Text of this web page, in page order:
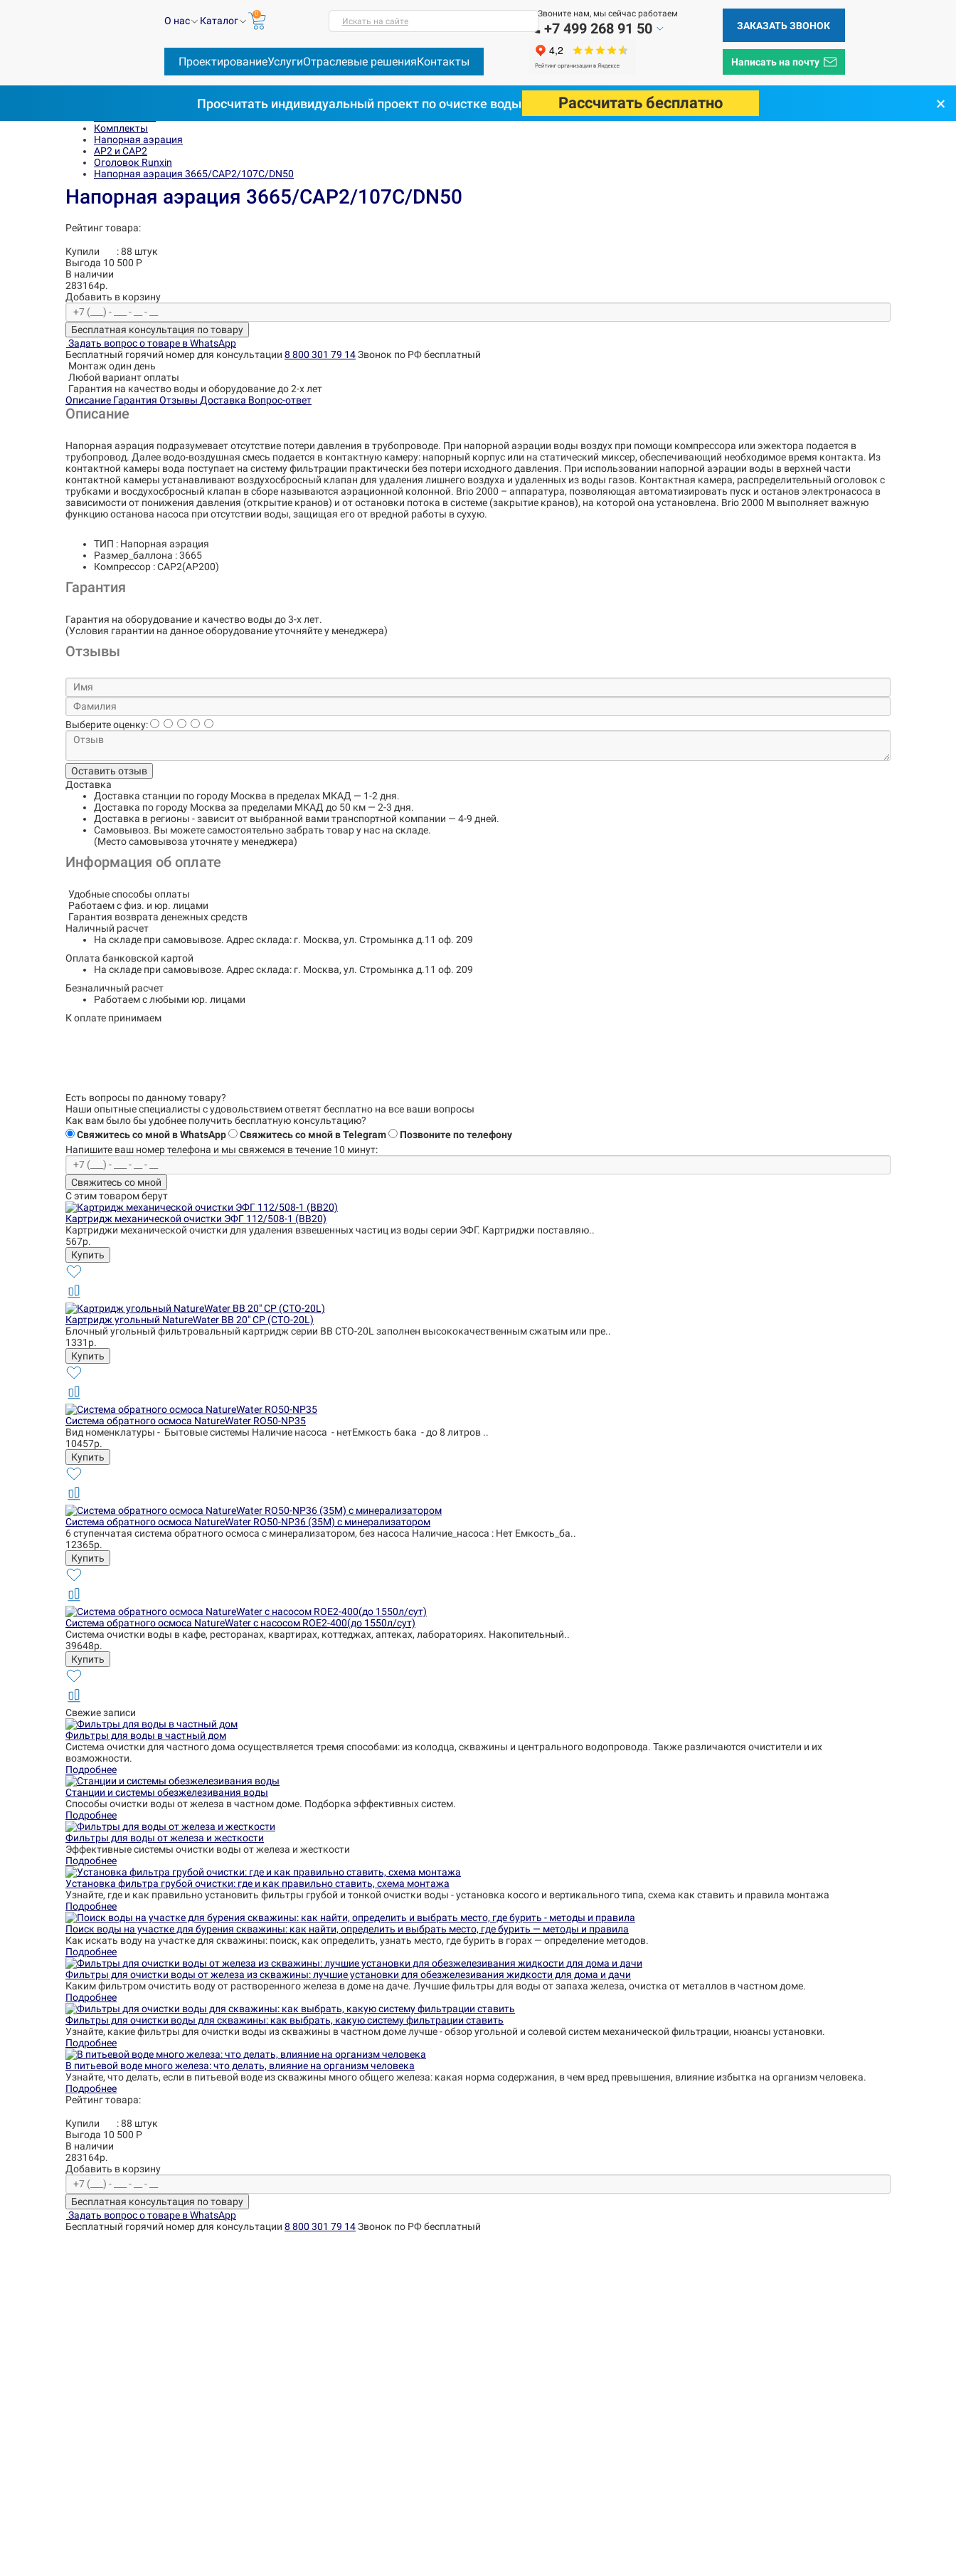
О нас Каталог
0
ПроектированиеУслугиОтраслевые решенияКонтакты
Звоните нам, мы сейчас работаем
+7 499 268 91 50 ЗАКАЗАТЬ ЗВОНОК
Написать на почту
Искать на сайте
Просчитать индивидуальный проект по очистке воды Рассчитать бесплатно ×
Комплекты
Напорная аэрация
AP2 и CAP2
Оголовок Runxin
Напорная аэрация 3665/СAP2/107C/DN50
Напорная аэрация 3665/СAP2/107C/DN50
Рейтинг товара:
Купили :88 штук
Выгода 10 500 Р
В наличии
283164р.
Добавить в корзину
Бесплатная консультация по товару
Задать вопрос о товаре в WhatsApp
Бесплатный горячий номер для консультации 8 800 301 79 14Звонок по РФ бесплатный
Монтаж один день
Любой вариант оплаты
Гарантия на качество воды и оборудование до 2-х лет
Описание Гарантия Отзывы Доставка Вопрос-ответ
Описание
Напорная аэрация подразумевает отсутствие потери давления в трубопроводе. При напорной аэрации воды воздух при помощи компрессора или эжектора подается в
трубопровод. Далее водо-воздушная смесь подается в контактную камеру: напорный корпус или на статический миксер, обеспечивающий необходимое время контакта. Из
контактной камеры вода поступает на систему фильтрации практически без потери исходного давления. При использовании напорной аэрации воды в верхней части
контактной камеры устанавливают воздухосбросный клапан для удаления лишнего воздуха и удаленных из воды газов. Контактная камера, распределительный оголовок с
трубками и восдухосбросный клапан в сборе называются аэрационной колонной. Brio 2000 – аппаратура, позволяющая автоматизировать пуск и останов электронасоса в
зависимости от понижения давления (открытие кранов) и от остановки потока в системе (закрытие кранов), на которой она установлена. Brio 2000 M выполняет важную
функцию останова насоса при отсутствии воды, защищая его от вредной работы в сухую.
ТИП : Напорная аэрация
Размер_баллона : 3665
Компрессор : CAP2(AP200)
Гарантия
Гарантия на оборудование и качество воды до 3-х лет.
(Условия гарантии на данное оборудование уточняйте у менеджера)
Отзывы
Выберите оценку:
Оставить отзыв
Доставка
Доставка станции по городу Москва в пределах МКАД — 1-2 дня.
Доставка по городу Москва за пределами МКАД до 50 км — 2-3 дня.
Доставка в регионы - зависит от выбранной вами транспортной компании — 4-9 дней.
Самовывоз. Вы можете самостоятельно забрать товар у нас на складе.
(Место самовывоза уточняте у менеджера)
Информация об оплате
Удобные способы оплаты
Работаем с физ. и юр. лицами
Гарантия возврата денежных средств
Наличный расчет
На складе при самовывозе. Адрес склада: г. Москва, ул. Стромынка д.11 оф. 209
Оплата банковской картой
На складе при самовывозе. Адрес склада: г. Москва, ул. Стромынка д.11 оф. 209
Безналичный расчет
Работаем с любыми юр. лицами
К оплате принимаем
Есть вопросы по данному товару?
Наши опытные специалисты с удовольствиемответят бесплатно на все ваши вопросы
Как вам было бы удобнее получить бесплатную консультацию?
Свяжитесь со мной в WhatsApp
Свяжитесь со мной в Telegram
Позвоните по телефону
Напишите ваш номер телефона и мы свяжемся в течение 10 минут:
Свяжитесь со мной
С этим товаром берут
Картридж механической очистки ЭФГ 112/508-1 (BB20)
Картриджи механической очистки для удаления взвешенных частиц из воды серии ЭФГ. Картриджи поставляю..
567р.
Картридж угольный NatureWater BB 20" CP (CTO-20L)
Блочный угольный фильтровальный картридж серии BB CTO-20L заполнен высококачественным сжатым или пре..
1331р.
Система обратного осмоса NatureWater RO50-NP35
Вид номенклатуры - Бытовые системы Наличие насоса - нетЕмкость бака - до 8 литров ..
10457р.
Система обратного осмоса NatureWater RO50-NP36 (35М) с минерализатором
6 ступенчатая система обратного осмоса с минерализатором, без насоса Наличие_насоса : Нет Емкость_ба..
12365р.
Система обратного осмоса NatureWater с насосом ROE2-400(до 1550л/сут)
Система очистки воды в кафе, ресторанах, квартирах, коттеджах, аптеках, лабораториях. Накопительный..
39648р.
Свежие записи
Фильтры для воды в частный дом
Система очистки для частного дома осуществляется тремя способами: из колодца, скважины и центрального водопровода. Также различаются очистители и их
возможности.
Подробнее
Станции и системы обезжелезивания воды
Способы очистки воды от железа в частном доме. Подборка эффективных систем.
Подробнее
Фильтры для воды от железа и жесткости
Эффективные системы очистки воды от железа и жесткости
Подробнее
Установка фильтра грубой очистки: где и как правильно ставить, схема монтажа
Узнайте, где и как правильно установить фильтры грубой и тонкой очистки воды - установка косого и вертикального типа, схема как ставить и правила монтажа
Подробнее
Поиск воды на участке для бурения скважины: как найти, определить и выбрать место, где бурить — методы и правила
Как искать воду на участке для скважины: поиск, как определить, узнать место, где бурить в горах — определение методов.
Подробнее
Фильтры для очистки воды от железа из скважины: лучшие установки для обезжелезивания жидкости для дома и дачи
Каким фильтром очистить воду от растворенного железа в доме на даче. Лучшие фильтры для воды от запаха железа, очистка от металлов в частном доме.
Подробнее
Фильтры для очистки воды для скважины: как выбрать, какую систему фильтрации ставить
Узнайте, какие фильтры для очистки воды из скважины в частном доме лучше - обзор угольной и солевой систем механической фильтрации, нюансы установки.
Подробнее
В питьевой воде много железа: что делать, влияние на организм человека
Узнайте, что делать, если в питьевой воде из скважины много общего железа: какая норма содержания, в чем вред превышения, влияние избытка на организм человека.
Подробнее
Рейтинг товара:
Купили :88 штук
Выгода 10 500 Р
В наличии
283164р.
Добавить в корзину
Бесплатная консультация по товару
Задать вопрос о товаре в WhatsApp
Бесплатный горячий номер для консультации 8 800 301 79 14Звонок по РФ бесплатный